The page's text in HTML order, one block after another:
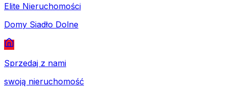
Elite Nieruchomości
Domy Siadło Dolne
Sprzedaj z nami
swoją nieruchomość